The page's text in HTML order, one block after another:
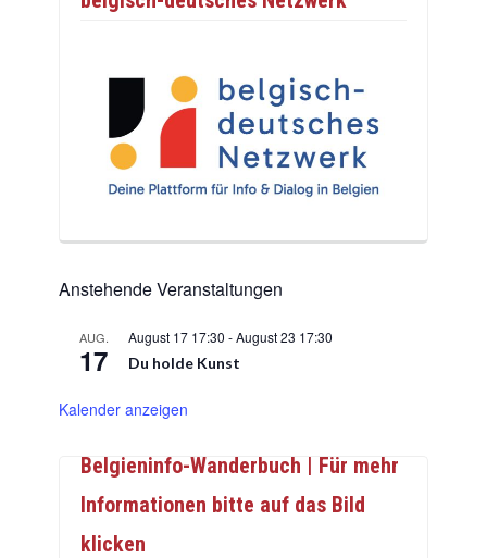
Anstehende Veranstaltungen
AUG.
17
August 17 17:30 -August 23 17:30
Du holde Kunst
Kalender anzeigen
Belgieninfo-Wanderbuch | Für mehr
Informationen bitte auf das Bild
klicken